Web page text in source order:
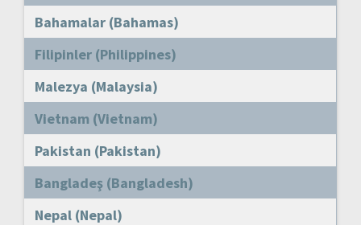
Bahamalar (Bahamas)
Filipinler (Philippines)
Malezya (Malaysia)
Vietnam (Vietnam)
Pakistan (Pakistan)
Bangladeş (Bangladesh)
Nepal (Nepal)